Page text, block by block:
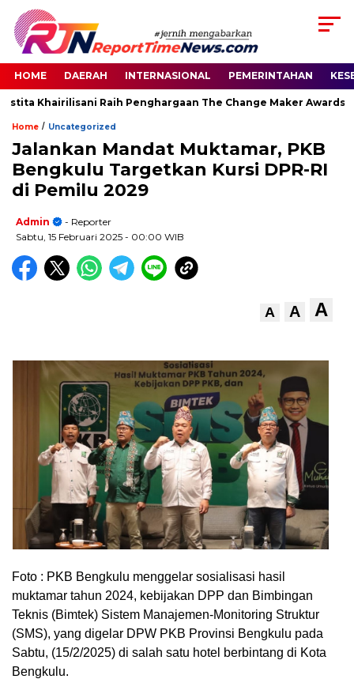
HOME DAERAH INTERNASIONAL PEMERINTAHAN
Khairilisani Raih Penghargaan The Change Maker Awards
Home / Uncategorized
Jalankan Mandat Muktamar, PKB
Bengkulu Targetkan Kursi DPR-RI
di Pemilu 2029
Admin
- Reporter
Sabtu, 15 Februari 2025 - 00:00 WIB
A A A
Foto : PKB Bengkulu menggelar sosialisasi hasil
muktamar tahun 2024, kebijakan DPP dan Bimbingan
Teknis (Bimtek) Sistem Manajemen-Monitoring Struktur
(SMS), yang digelar DPW PKB Provinsi Bengkulu pada
Sabtu, (15/2/2025) di salah satu hotel berbintang di Kota
Bengkulu.